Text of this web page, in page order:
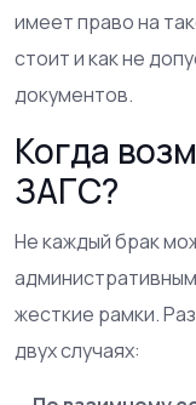
имеет право на
стоит и как не
документов.
Когда
ЗАГС?
Не каждый брак
жесткие рамки.
двух случаях: